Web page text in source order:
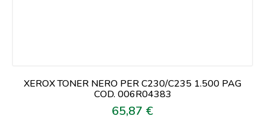
XEROX TONER NERO PER C230/C235 1.500 PAG
COD. 006R04383
Prezzo
65,87 €